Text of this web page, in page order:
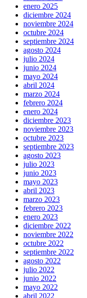
enero 2025
diciembre 2024
noviembre 2024
octubre 2024
septiembre 2024
agosto 2024
julio 2024
junio 2024
mayo 2024
abril 2024
marzo 2024
febrero 2024
enero 2024
diciembre 2023
noviembre 2023
octubre 2023
septiembre 2023
agosto 2023
julio 2023
junio 2023
mayo 2023
abril 2023
marzo 2023
febrero 2023
enero 2023
diciembre 2022
noviembre 2022
octubre 2022
septiembre 2022
agosto 2022
julio 2022
junio 2022
mayo 2022
abril 2022